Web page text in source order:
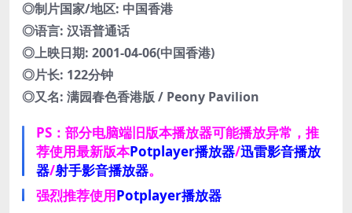
◎制片国家/地区: 中国香港
◎语言: 汉语普通话
◎上映日期: 2001-04-06(中国香港)
◎片长: 122分钟
◎又名: 满园春色香港版 / Peony Pavilion
PS：部分电脑端旧版本播放器可能播放异常，推
荐使用最新版本Potplayer播放器/迅雷影音播放
器/射手影音播放器。
强烈推荐使用Potplayer播放器